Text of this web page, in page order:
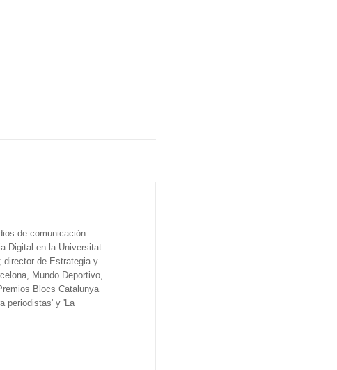
de comunicación
Digital en la Universitat
director de Estrategia y
Mundo Deportivo,
Blocs Catalunya
periodistas' y 'La